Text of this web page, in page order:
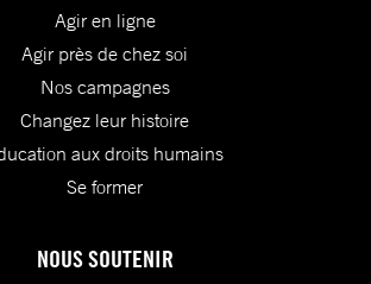
Agir en ligne
Agir près de chez soi
Nos campagnes
Changez leur histoire
aux droits humains
Se former
NOUS SOUTENIR